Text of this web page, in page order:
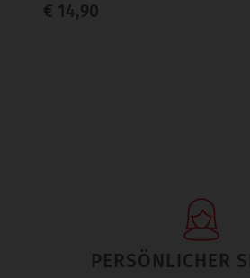
€ 14,90
PERSÖNLICHER